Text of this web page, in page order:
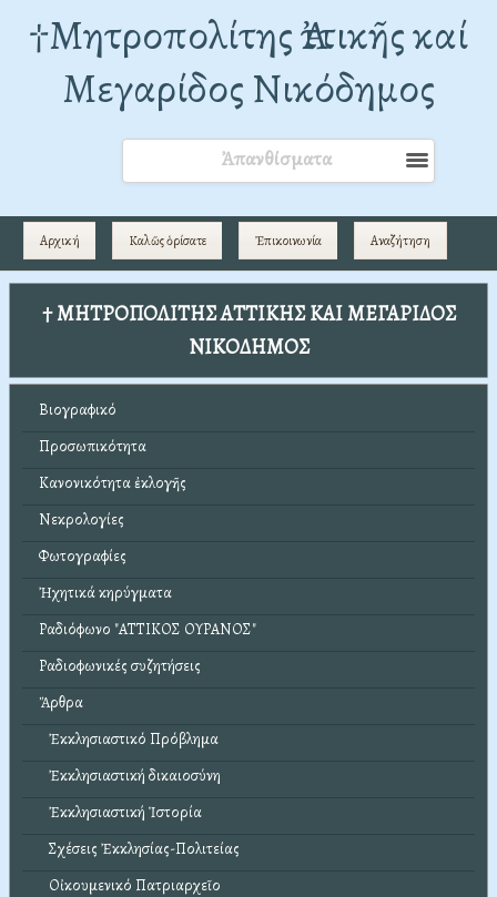
†Mητροπολίτης Ἀττικῆς καί
Μεγαρίδος Νικόδημος
Ἀπανθίσματα
Αρχική Καλῶς ὁρίσατε Ἐπικοινωνία Αναζήτηση
† ΜΗΤΡΟΠΟΛΙΤΗΣ ΑΤΤΙΚΗΣ ΚΑΙ ΜΕΓΑΡΙΔΟΣ
ΝΙΚΟΔΗΜΟΣ
Βιογραφικό
Προσωπικότητα
Κανονικότητα ἐκλογῆς
Νεκρολογίες
Φωτογραφίες
Ἠχητικά κηρύγματα
Ραδιόφωνο "ΑΤΤΙΚΟΣ ΟΥΡΑΝΟΣ"
Ραδιοφωνικές συζητήσεις
Ἄρθρα
Ἐκκλησιαστικό Πρόβλημα
Ἐκκλησιαστική δικαιοσύνη
Ἐκκλησιαστική Ἱστορία
Σχέσεις Ἐκκλησίας-Πολιτείας
Οἰκουμενικό Πατριαρχεῖο